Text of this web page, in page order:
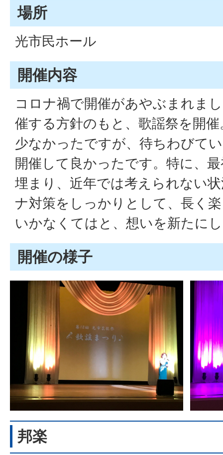
場所
光市民ホール
開催内容
コロナ禍で開催があやぶまれま
催する方針のもと、歌謡祭を開
少なかったですが、待ちわびて
開催して良かったです。特に、
埋まり、近年では考えられない
ナ対策をしっかりとして、長く
いかなくてはと、想いを新たに
開催の様子
邦楽